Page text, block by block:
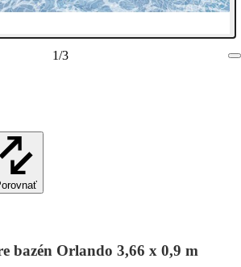
1/3
bazén Orlando 3,66 x 0,9 m